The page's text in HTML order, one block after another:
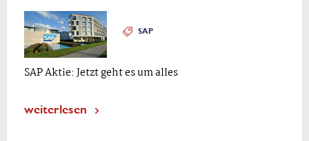
SAP
SAP Aktie: Jetzt geht es um alles
weiterlesen